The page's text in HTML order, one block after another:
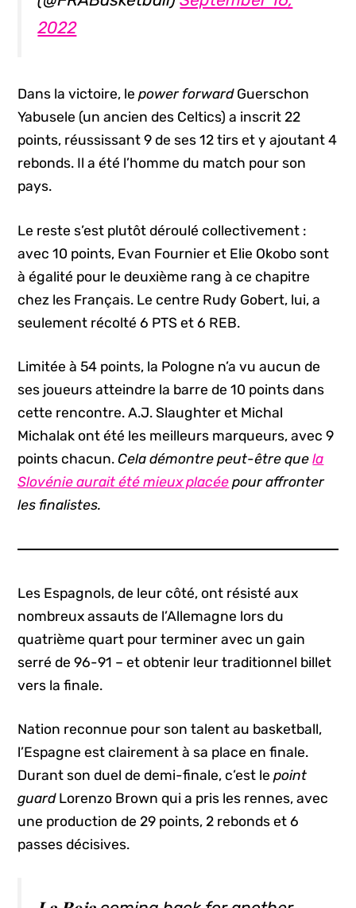
2022
Dans la victoire, lepower forwardGuerschon
Yabusele (un ancien des Celtics) a inscrit 22
points, réussissant 9 de ses 12 tirs et y ajoutant 4
rebonds. Il a été l’homme du match pour son
pays.
Le reste s’est plutôt déroulé collectivement :
avec 10 points, Evan Fournier et Elie Okobo sont
à égalité pour le deuxième rang à ce chapitre
chez les Français. Le centre Rudy Gobert, lui, a
seulement récolté 6 PTS et 6 REB.
Limitée à 54 points, la Pologne n’a vu aucun de
ses joueurs atteindre la barre de 10 points dans
cette rencontre. A.J. Slaughter et Michal
Michalak ont été les meilleurs marqueurs, avec 9
points chacun.Cela démontre peut-être quela
Slovénie aurait été mieux placée pour affronter
les finalistes.
Les Espagnols, de leur côté, ont résisté aux
nombreux assauts de l’Allemagne lors du
quatrième quart pour terminer avec un gain
serré de 96-91 – et obtenir leur traditionnel billet
vers la finale.
Nation reconnue pour son talent au basketball,
l’Espagne est clairement à sa place en finale.
Durant son duel de demi-finale, c’est lepoint
guardLorenzo Brown qui a pris les rennes, avec
une production de 29 points, 2 rebonds et 6
passes décisives.